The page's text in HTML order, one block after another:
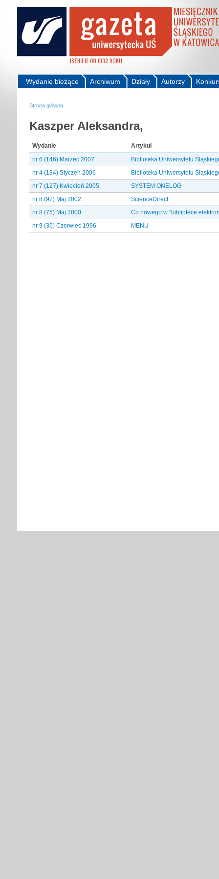
Autorzy
Działy
Archiwum
Wydanie bieżące
Strona główna
Kaszper Aleksandra,
Wydanie
Artykuł
nr 6 (146) Marzec 2007
Biblioteka Uniwersytetu
nr 4 (134) Styczeń 2006
Biblioteka Uniwersytetu
nr 7 (127) Kwiecień 2005
SYSTEM ONELOG
nr 8 (97) Maj 2002
ScienceDirect
nr 8 (75) Maj 2000
Co nowego w "bibliotece
nr 9 (36) Czerwiec 1996
MENU